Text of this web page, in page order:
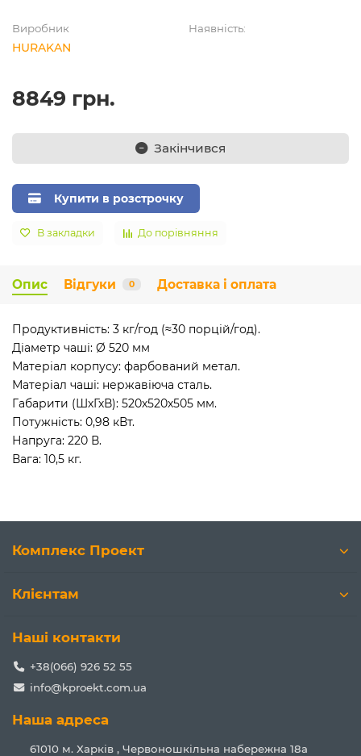
Виробник
HURAKAN
Наявність:
8849 грн.
Закінчився
Купити в розстрочку
В закладки До порівняння
Опис Відгуки 0 Доставка і оплата
Продуктивність: 3 кг/год (≈30 порцій/год).
Діаметр чаші: Ø 520 мм
Матеріал корпусу: фарбований метал.
Матеріал чаші: нержавіюча сталь.
Габарити (ШхГхВ): 520х520х505 мм.
Потужність: 0,98 кВт.
Напруга: 220 В.
Вага: 10,5 кг.
Комплекс Проект
Клієнтам
Наші контакти
+38(066) 926 52 55
info@kproekt.com.ua
Наша адреса
61010 м. Харків , Червоношкільна набережна 18а